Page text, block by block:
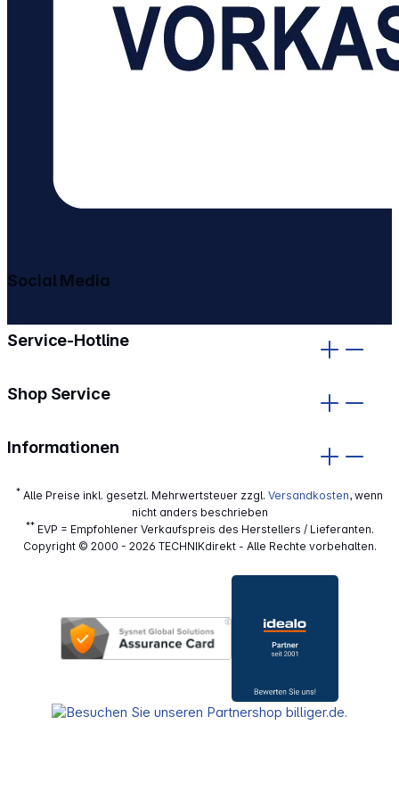
Service-Hotline
Shop Service
Informationen
Social Media
* Alle Preise inkl. gesetzl. Mehrwertsteuer zzgl. Versandkosten, wenn
nicht anders beschrieben
**EVP = Empfohlener Verkaufspreis des Herstellers / Lieferanten.
Copyright © 2000 - 2026 TECHNIKdirekt - Alle Rechte vorbehalten.